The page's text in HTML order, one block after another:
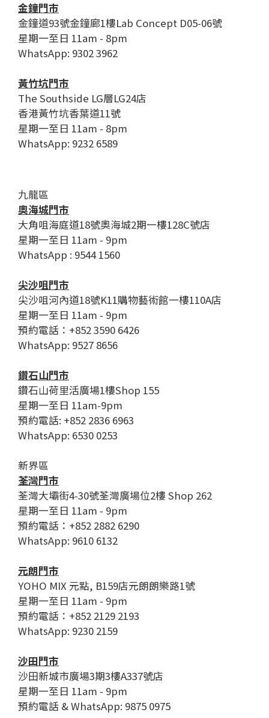
金鐘門市
金鐘道93號金鐘廊1樓Lab Concept D05-06號
星期一至日 11am - 8pm
WhatsApp: 9302 3962
黃竹坑門市
The Southside LG層LG24店
香港黃竹坑香葉道11號
星期一至日 11am - 8pm
WhatsApp: 9232 6589
九龍區
奧海城門市
大角咀海庭道18號奧海城2期一樓128C號店
星期一至日 11am - 9pm
WhatsApp : 9544 1560
尖沙咀門市
尖沙咀河內道18號K11購物藝術館一樓110A店
星期一至日 11am - 9pm
預約電話：+852 3590 6426
WhatsApp: 9527 8656
鑽石山門市
鑽石山荷里活廣場1樓Shop 155
星期一至日 11am-9pm
預約電話: +852 2836 6963
WhatsApp: 6530 0253
新界區
荃灣門市
荃灣大壩街4-30號荃灣廣場位2樓 Shop 262
星期一至日 11am - 9pm
預約電話：+852 2882 6290
WhatsApp: 9610 6132
元朗門市
YOHO MIX 元點, B159店元朗朗樂路1號
星期一至日 11am - 9pm
預約電話：+852 2129 2193
WhatsApp: 9230 2159
沙田門市
沙田新城市廣場3期3樓A337號店
星期一至日 11am - 9pm
預約電話 & WhatsApp: 9875 0975